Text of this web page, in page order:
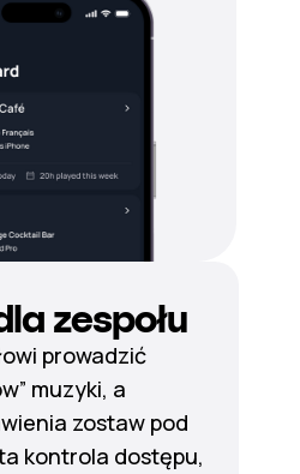
zespołu
prowadzić
muzyki, a
zostaw pod
kontrola dostępu,